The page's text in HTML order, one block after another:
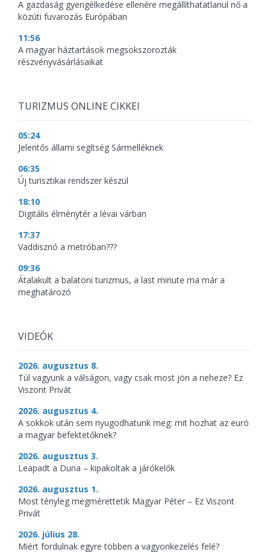
A gazdaság gyengélkedése ellenére megállíthatatlanul nő a
közúti fuvarozás Európában
11:56
A magyar háztartások megsokszorozták
részvényvásárlásaikat
TURIZMUS ONLINE CIKKEI
05:24
Jelentős állami segítség Sármelléknek
06:35
Új turisztikai rendszer készül
18:10
Digitális élménytér a lévai várban
17:37
Vaddisznó a metróban???
09:36
Átalakult a balatoni turizmus, a last minute ma már a
meghatározó
VIDEÓK
2026. augusztus 8.
Túl vagyunk a válságon, vagy csak most jön a neheze? Ez
Viszont Privát
2026. augusztus 4.
A sokkok után sem nyugodhatunk meg: mit hozhat az euró
a magyar befektetőknek?
2026. augusztus 3.
Leapadt a Duna – kipakoltak a járókelők
2026. augusztus 1.
Most tényleg megmérettetik Magyar Péter – Ez Viszont
Privát
2026. július 28.
Miért fordulnak egyre többen a vagyonkezelés felé?